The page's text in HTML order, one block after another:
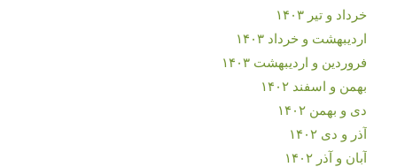
خرداد و تیر ۱۴۰۳
اردیبهشت و خرداد ۱۴۰۳
فروردین و اردیبهشت ۱۴۰۳
بهمن و اسفند ۱۴۰۲
دی و بهمن ۱۴۰۲
آذر و دی ۱۴۰۲
آبان و آذر ۱۴۰۲